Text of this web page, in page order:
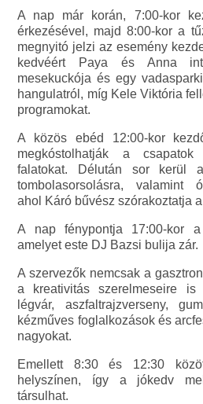
A nap már korán, 7:00-kor
érkezésével, majd 8:00-kor a
megnyitó jelzi az esemény
kedvéért Paya és Anna
mesekuckója és egy
hangulatról, míg Kele Viktória
programokat.
A közös ebéd 12:00-kor
megkóstolhatják a
falatokat. Délután sor kerül
tombolasorsolásra, valamint
ahol Káró bűvész szórakoztatja
A nap fénypontja 17:00-kor
amelyet este DJ Bazsi bulija zár.
A szervezők nemcsak a
a kreativitás szerelmeseire is
légvár, aszfaltrajzverseny,
kézműves foglalkozások és
nagyokat.
Emellett 8:30 és 12:30
helyszínen, így a jókedv
társulhat.